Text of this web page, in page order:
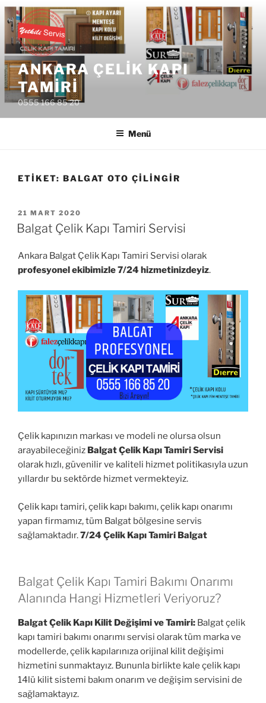
İçeriğe
geç
ANKARA ÇELIK KAPI
TAMIRI
0555 166 85 20
Menü
ETIKET: BALGAT OTO ÇILINGIR
YAYIM
TARIHI
21 MART 2020
Balgat Çelik Kapı Tamiri Servisi
Ankara Balgat Çelik Kapı Tamiri Servisi olarak
profesyonel ekibimizle 7/24 hizmetinizdeyiz.
Çelik kapınızın markası ve modeli ne olursa olsun
arayabileceğiniz Balgat Çelik Kapı Tamiri Servisi
olarak hızlı, güvenilir ve kaliteli hizmet politikasıyla uzun
yıllardır bu sektörde hizmet vermekteyiz.
Çelik kapı tamiri, çelik kapı bakımı, çelik kapı onarımı
yapan firmamız, tüm Balgat bölgesine servis
sağlamaktadır.7/24 Çelik Kapı Tamiri Balgat
Balgat Çelik Kapı Tamiri Bakımı Onarımı
Alanında Hangi Hizmetleri Veriyoruz?
Balgat Çelik Kapı Kilit Değişimi ve Tamiri: Balgat çelik
kapı tamiri bakımı onarımı servisi olarak tüm marka ve
modellerde, çelik kapılarınıza orijinal kilit değişimi
hizmetini sunmaktayız. Bununla birlikte kale çelik kapı
14lü kilit sistemi bakım onarım ve değişim servisini de
sağlamaktayız.